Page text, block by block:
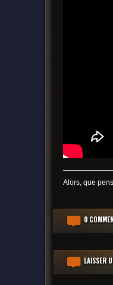
Alors, que
0
LAISSER